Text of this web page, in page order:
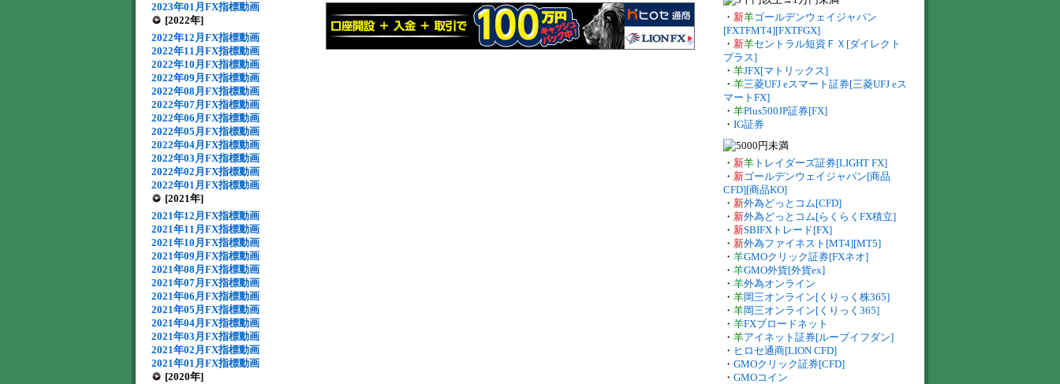
2023年01月FX指標動画
[2022年]
2022年12月FX指標動画
2022年11月FX指標動画
2022年10月FX指標動画
2022年09月FX指標動画
2022年08月FX指標動画
2022年07月FX指標動画
2022年06月FX指標動画
2022年05月FX指標動画
2022年04月FX指標動画
2022年03月FX指標動画
2022年02月FX指標動画
2022年01月FX指標動画
[2021年]
2021年12月FX指標動画
2021年11月FX指標動画
2021年10月FX指標動画
2021年09月FX指標動画
2021年08月FX指標動画
2021年07月FX指標動画
2021年06月FX指標動画
2021年05月FX指標動画
2021年04月FX指標動画
2021年03月FX指標動画
2021年02月FX指標動画
2021年01月FX指標動画
[2020年]
・ 新羊ゴールデンウェイジャパン
[FXTFMT4][FXTFGX]
・ 新羊セントラル短資ＦＸ[ダイレクト
プラス]
・ 羊JFX[マトリックス]
・ 羊三菱UFJ eスマート証券[三菱UFJ eス
マートFX]
・ 羊Plus500JP証券[FX]
・ IG証券
・ 新羊 トレイダーズ証券[LIGHT FX]
・ 新ゴールデンウェイジャパン[商品
CFD][商品KO]
・ 新外為どっとコム[CFD]
・ 新外為どっとコム[らくらくFX積立]
・ 新SBIFXトレード[FX]
・ 新外為ファイネスト[MT4][MT5]
・ 羊GMOクリック証券[FXネオ]
・ 羊GMO外貨[外貨ex]
・ 羊外為オンライン
・ 羊岡三オンライン[くりっく株365]
・ 羊岡三オンライン[くりっく365]
・ 羊FXブロードネット
・ 羊アイネット証券[ループイフダン]
・ ヒロセ通商[LION CFD]
・ GMOクリック証券[CFD]
・ GMOコイン